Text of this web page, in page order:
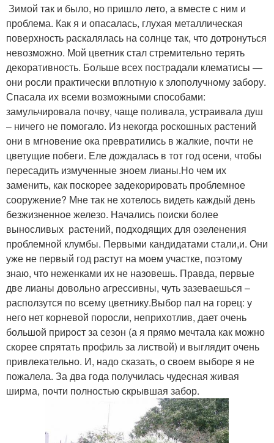
Зимой так и было, но пришло лето, а вместе с ним и
проблема. Как я и опасалась, глухая металлическая
поверхность раскалялась на солнце так, что дотронуться
невозможно. Мой цветник стал стремительно терять
декоративность. Больше всех пострадали клематисы —
они росли практически вплотную к злополучному забору.
Спасала их всеми возможными способами:
замульчировала почву, чаще поливала, устраивала душ
– ничего не помогало. Из некогда роскошных растений
они в мгновение ока превратились в жалкие, почти не
цветущие побеги. Еле дождалась в тот год осени, чтобы
пересадить измученные зноем лианы.Но чем их
заменить, как поскорее задекорировать проблемное
сооружение? Мне так не хотелось видеть каждый день
безжизненное железо. Начались поиски более
выносливых растений, подходящих для озеленения
проблемной клумбы. Первыми кандидатами стали,и. Они
уже не первый год растут на моем участке, поэтому
знаю, что неженками их не назовешь. Правда, первые
две лианы довольно агрессивны, чуть зазеваешься –
расползутся по всему цветнику.Выбор пал на горец: у
него нет корневой поросли, неприхотлив, дает очень
большой прирост за сезон (а я прямо мечтала как можно
скорее спрятать профиль за листвой) и выглядит очень
привлекательно. И, надо сказать, о своем выборе я не
пожалела. За два года получилась чудесная живая
ширма, почти полностью скрывшая забор.